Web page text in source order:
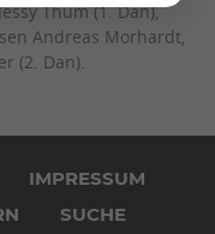
Thum (1. Dan),
Andreas Morhardt,
(2. Dan).
IMPRESSUM
SUCHE